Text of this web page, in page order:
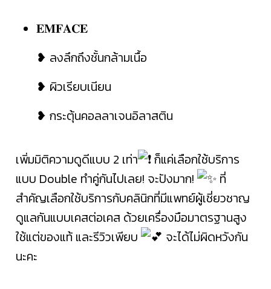
𝐄𝐌𝐅𝐀𝐂𝐄
❥ ลงลึกถึงชั้นกล้ามเนื้อ
❥ ผิวเรียบเนียน
❥ กระตุ้นคอลลาเจนอิลาสติน
เพิ่มมิติความดูดีแบบ 2 เท่า
ก็แค่เลือกใช้บริการ
แบบ Double ทำคู่กันไปเลย! จะปังมาก!
ที่
สำคัญเลือกใช้บริการกับคลินิกที่มีแพทย์ผู้เชี่ยวชาญ
ดูแลกันแบบเคสต่อเคส ด้วยเครื่องมือมาตรฐานสูง
ใช้แต่ของแท้ และรีวิวเพียบ
จะได้ไม่ผิดหวังกัน
นะคะ